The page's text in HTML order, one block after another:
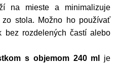
na mieste a minimalizuje
zo stola. Možno ho používať
bez rozdelených častí alebo
s objemom 240 ml
je